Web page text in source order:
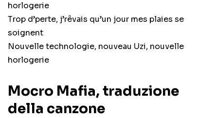
horlogerie
Trop d’perte, j’rêvais qu’un jour mes plaies se
soignent
Nouvelle technologie, nouveau Uzi, nouvelle
horlogerie
Mocro Mafia, traduzione
della canzone